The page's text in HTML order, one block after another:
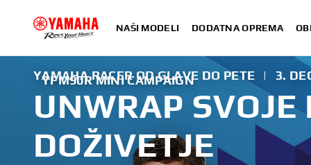
NAŠI MODELI DODATNA OPREMA
YFM90R MINI CAMPAIGN
YAMAHA RACER OD GLAVE DO PETE | 3.
UNWRAP
DOŽIVETJE